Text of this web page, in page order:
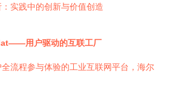
实践中的创新与价值创造
用户驱动的互联工厂
流程参与体验的工业互联网平台，海尔